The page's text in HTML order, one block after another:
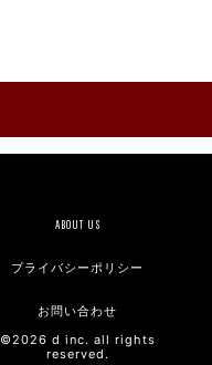
ABOUT US
プライバシーポリシー
お問い合わせ
©2026 d inc. all rights
reserved.